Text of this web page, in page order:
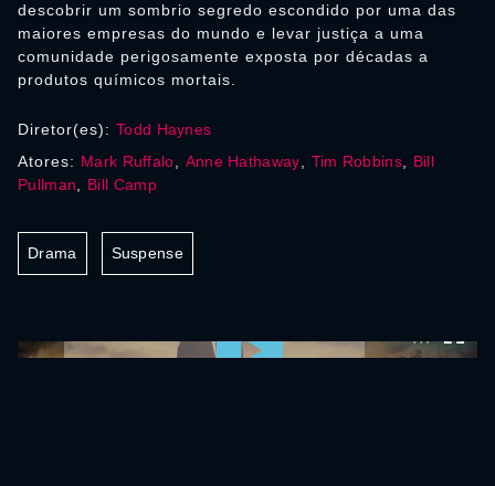
descobrir um sombrio segredo escondido por uma das
maiores empresas do mundo e levar justiça a uma
comunidade perigosamente exposta por décadas a
produtos químicos mortais.
Diretor(es): Todd Haynes
Atores: Mark Ruffalo Anne Hathaway Tim Robbins, Bill
Pullman
Bill Camp
Drama Suspense